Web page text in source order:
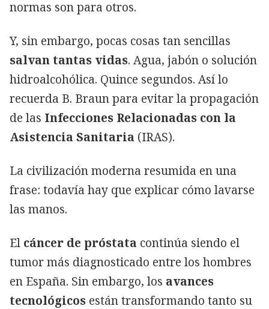
normas son para otros.
Y, sin embargo, pocas cosas tan sencillas
salvan tantas vidas. Agua, jabón o solución
hidroalcohólica. Quince segundos. Así lo
recuerda B. Braun para evitar la propagación
de las Infecciones Relacionadas con la
Asistencia Sanitaria (IRAS).
La civilización moderna resumida en una
frase: todavía hay que explicar cómo lavarse
las manos.
El cáncer de próstata continúa siendo el
tumor más diagnosticado entre los hombres
en España. Sin embargo, los avances
tecnológicos están transformando tanto su